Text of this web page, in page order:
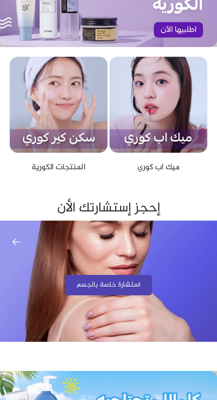
ميك اب كوري المنتجات الكورية
إحجز إستشارتك الأن
استشارة خاصة بالجسم
.
.